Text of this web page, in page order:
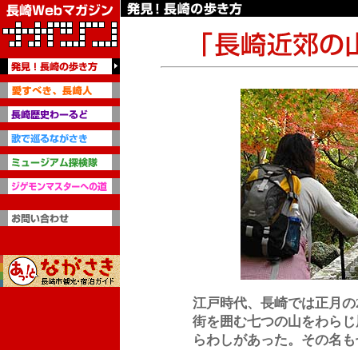
江戸時代、長崎では正月
街を囲む七つの山をわら
らわしがあった。その名